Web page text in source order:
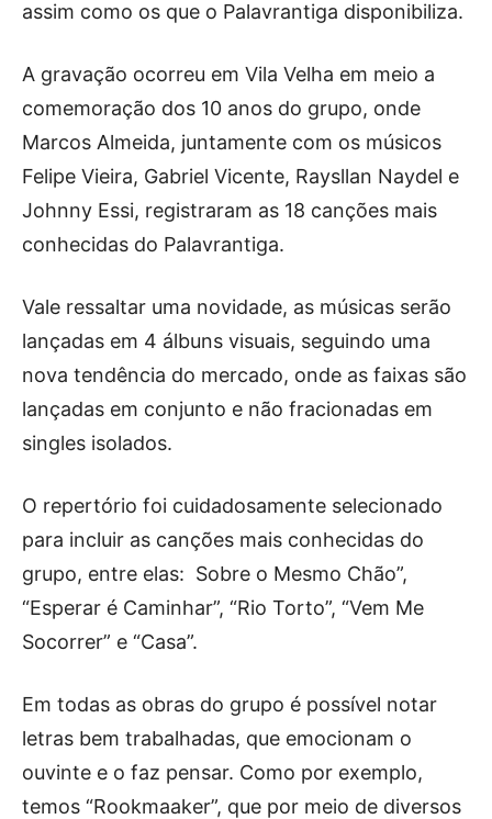
assim como os que o Palavrantiga disponibiliza.
A gravação ocorreu em Vila Velha em meio a
comemoração dos 10 anos do grupo, onde
Marcos Almeida, juntamente com os músicos
Felipe Vieira, Gabriel Vicente, Raysllan Naydel e
Johnny Essi, registraram as 18 canções mais
conhecidas do Palavrantiga.
Vale ressaltar uma novidade, as músicas serão
lançadas em 4 álbuns visuais, seguindo uma
nova tendência do mercado, onde as faixas são
lançadas em conjunto e não fracionadas em
singles isolados.
O repertório foi cuidadosamente selecionado
para incluir as canções mais conhecidas do
grupo, entre elas: Sobre o Mesmo Chão”,
“Esperar é Caminhar”, “Rio Torto”, “Vem Me
Socorrer” e “Casa”.
Em todas as obras do grupo é possível notar
letras bem trabalhadas, que emocionam o
ouvinte e o faz pensar. Como por exemplo,
temos “Rookmaaker”, que por meio de diversos